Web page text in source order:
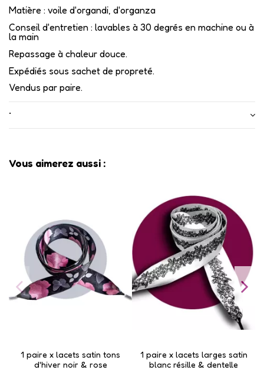
Matière : voile d'organdi, d'organza
Conseil d'entretien : lavables à 30 degrés en machine ou à
la main
Repassage à chaleur douce.
Expédiés sous sachet de propreté.
Vendus par paire.
•
Vous aimerez aussi :
1 paire x lacets satin tons
d'hiver noir & rose
1 paire x lacets larges satin
blanc résille & dentelle